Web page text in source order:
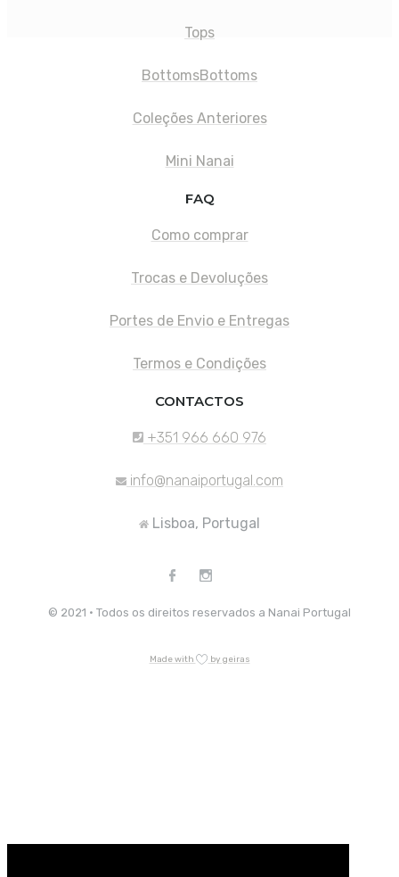
Tops
BottomsBottoms
Coleções Anteriores
Mini Nanai
FAQ
Como comprar
Trocas e Devoluções
Portes de Envio e Entregas
Termos e Condições
CONTACTOS
+351 966 660 976
info@nanaiportugal.com
Lisboa, Portugal
© 2021 · Todos os direitos reservados a Nanai Portugal
Made with by geiras